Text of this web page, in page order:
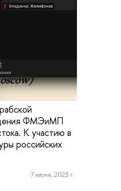
ФМЭиМП
К участию в
российских
7 июня, 2023 г.